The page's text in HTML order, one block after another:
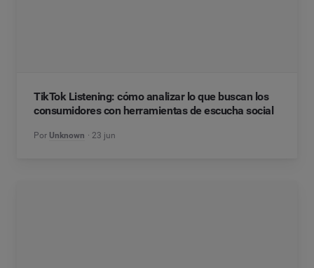
TikTok Listening: cómo analizar lo que buscan los
consumidores con herramientas de escucha social
Por Unknown 23 jun